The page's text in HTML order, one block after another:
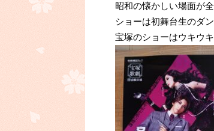
昭和の懐かしい場面が
ショーは初舞台生のダ
宝塚のショーはウキウ